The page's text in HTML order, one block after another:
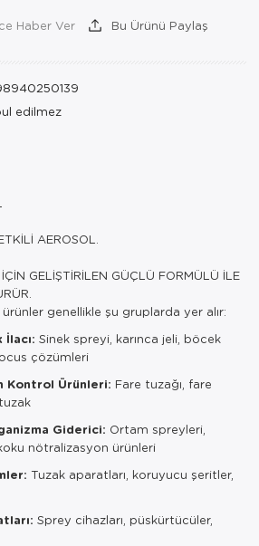
Haber Ver Bu Ürünü Paylaş
AEROSOL.
GELİŞTİRİLEN GÜÇLÜ FORMÜLÜ İLE
genellikle şu gruplarda yer alır:
Sinek spreyi, karınca jeli, böcek
çözümleri
Kontrol Ürünleri: Fare tuzağı, fare
Giderici: Ortam spreyleri,
nötralizasyon ürünleri
Tuzak aparatları, koruyucu şeritler,
Sprey cihazları, püskürtücüler,